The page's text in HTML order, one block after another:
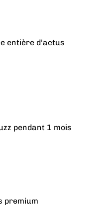
entière d’actus
pendant 1 mois
premium